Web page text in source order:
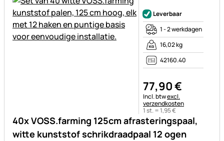
40x VOSS.farming 125cm afrasteringspaal,
witte kunststof schrikdraadpaal 12 ogen
Leverbaar
1 - 2 werkdagen
16,02 kg
42160.40
77,90€
Belastinginformatie:
Incl. btwexcl.
verzendkosten
1 st. =1,95€